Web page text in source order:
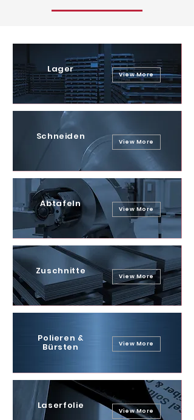
Lager View More
Schneiden View More
Abtafeln View More
Zuschnitte View More
Polieren &
Bürsten View More
Laserfolie View More